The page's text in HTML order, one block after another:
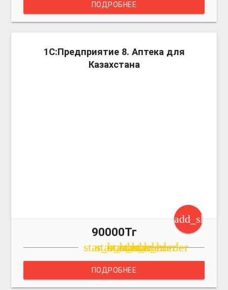
ПОДРОБНЕЕ
1С:Предприятие 8. Аптека для
Казахстана
90000Тг
star_border
star_border
star_border
star_border
star_border
ПОДРОБНЕЕ